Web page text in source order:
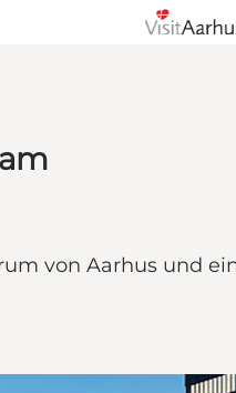
von Aarhus und